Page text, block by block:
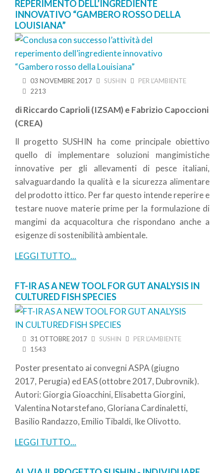
REPERIMENTO DELL’INGREDIENTE
INNOVATIVO “GAMBERO ROSSO DELLA
LOUISIANA”
03 NOVEMBRE 2017 SUSHIN
PER L'AMBIENTE
2213
di Riccardo Caprioli (IZSAM) e Fabrizio Capoccioni
(CREA)
Il progetto SUSHIN ha come principale obiettivo
quello di implementare soluzioni mangimistiche
innovative per gli allevamenti di pesce italiani,
salvaguardando la qualità e la sicurezza alimentare
del prodotto ittico. Per far questo intende reperire e
testare nuove materie prime per la formulazione di
mangimi da acquacoltura che rispondano anche a
esigenze di sostenibilità ambientale.
LEGGI TUTTO...
FT-IR AS A NEW TOOL FOR GUT ANALYSIS IN
CULTURED FISH SPECIES
31 OTTOBRE 2017 SUSHIN
PER L'AMBIENTE
1543
Poster presentato ai convegni ASPA (giugno
2017, Perugia) ed EAS (ottobre 2017, Dubrovnik).
Autori: Giorgia Gioacchini, Elisabetta Giorgini,
Valentina Notarstefano, Gloriana Cardinaletti,
Basilio Randazzo, Emilio Tibaldi, Ike Olivotto.
LEGGI TUTTO...